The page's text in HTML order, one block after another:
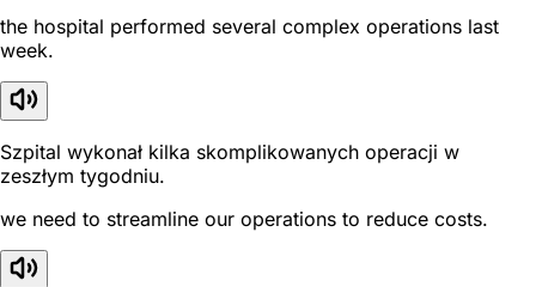
the hospital performed several complex operations last
week.
Szpital wykonał kilka skomplikowanych operacji w
zeszłym tygodniu.
we need to streamline our operations to reduce costs.